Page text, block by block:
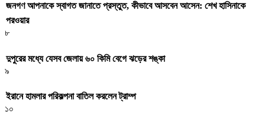
জনগণ আপনাকে স্বাগত জানাতে প্রস্তুত, কীভাবে আসবেন আসেন: শেখ হাসিনাকে
পরওয়ার
৮
দুপুরের মধ্যে যেসব জেলায় ৬০ কিমি বেগে ঝড়ের শঙ্কা
৯
ইরানে হামলার পরিকল্পনা বাতিল করলেন ট্রাম্প
১০